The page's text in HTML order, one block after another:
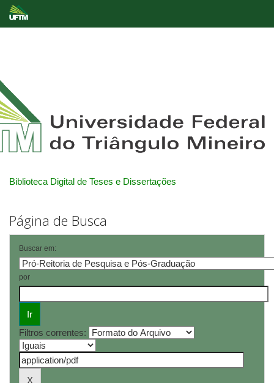
Biblioteca Digital de Teses e Dissertações
Página de Busca
Buscar em:
por
Filtros correntes: